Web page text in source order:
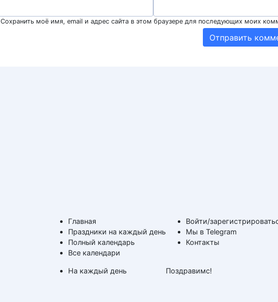
Сохранить моё имя, email и адрес сайта в этом браузере для последующих моих
Главная
Праздники на каждый день
Полный календарь
Все календари
На каждый день
Войти/
Мы в Telegram
Контакты
Поздравимс!